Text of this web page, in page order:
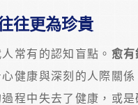
往更為珍貴
常有的認知盲點。 愈有
健康與深刻的人際關
程中失去了健康，或